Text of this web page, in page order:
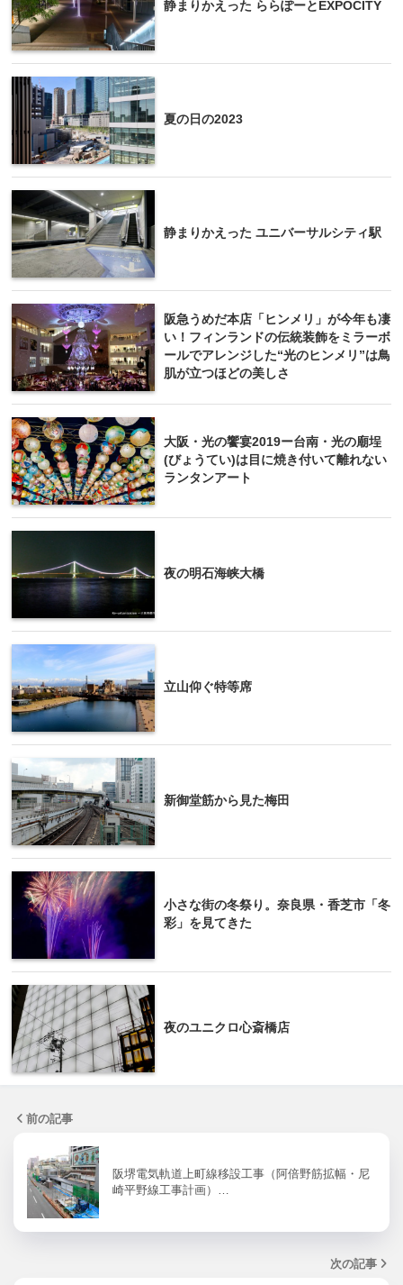
静まりかえった ららぽーとEXPOCITY
夏の日の2023
静まりかえった ユニバーサルシティ駅
阪急うめだ本店「ヒンメリ」が今年も凄
い！フィンランドの伝統装飾をミラーボ
ールでアレンジした“光のヒンメリ”は鳥
肌が立つほどの美しさ
大阪・光の饗宴2019ー台南・光の廟埕
(びょうてい)は目に焼き付いて離れない
ランタンアート
夜の明石海峡大橋
立山仰ぐ特等席
新御堂筋から見た梅田
小さな街の冬祭り。奈良県・香芝市「冬
彩」を見てきた
夜のユニクロ心斎橋店
前の記事
阪堺電気軌道上町線移設工事（阿倍野筋拡幅・尼
崎平野線工事計画）…
次の記事